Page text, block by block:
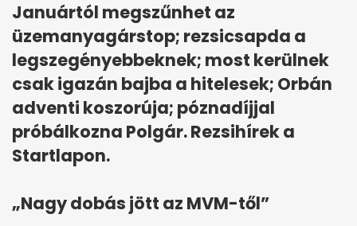
Januártól megszűnhet az
üzemanyagárstop; rezsicsapda a
legszegényebbeknek; most kerülnek
csak igazán bajba a hitelesek; Orbán
adventi koszorúja; póznadíjjal
próbálkozna Polgár. Rezsihírek a
Startlapon.
„Nagy dobás jött az MVM-től”